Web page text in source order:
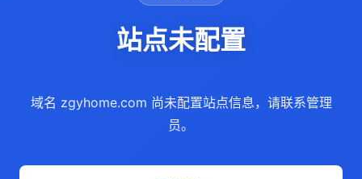
站点未配置
域名 zgyhome.com 尚未配置站点信息，请联系管理
员。